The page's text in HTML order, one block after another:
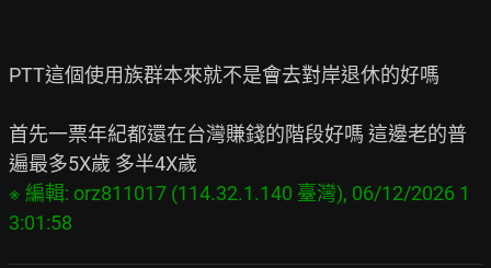
PTT這個使用族群本來就不是會去對岸退休的好嗎
首先一票年紀都還在台灣賺錢的階段好嗎 這邊老的普
※ 編輯: orz811017 (114.32.1.140 臺灣), 06/12/2026 1